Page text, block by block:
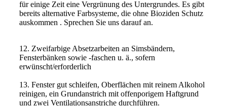
für einige Zeit eine Vergrünung des Untergrundes. Es gibt
bereits alternative Farbsysteme, die ohne Bioziden Schutz
auskommen . Sprechen Sie uns darauf an.
12. Zweifarbige Absetzarbeiten an Simsbändern,
Fensterbänken sowie -faschen u. ä., sofern
erwünscht/erforderlich
13. Fenster gut schleifen, Oberflächen mit reinem Alkohol
reinigen, ein Grundanstrich mit offenporigem Haftgrund
und zwei Ventilationsanstriche durchführen.